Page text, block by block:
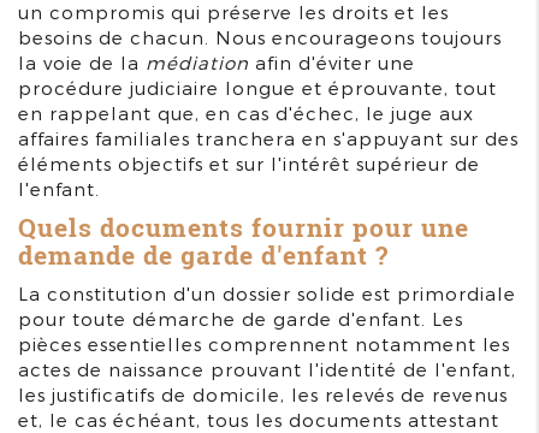
un compromis qui préserve les droits et les
besoins de chacun. Nous encourageons toujours
la voie de la médiation afin d'éviter une
procédure judiciaire longue et éprouvante, tout
en rappelant que, en cas d'échec, le juge aux
affaires familiales tranchera en s'appuyant sur des
éléments objectifs et sur l'intérêt supérieur de
l'enfant.
Quels documents fournir pour une
demande de garde d'enfant ?
La constitution d'un dossier solide est primordiale
pour toute démarche de garde d'enfant. Les
pièces essentielles comprennent notamment les
actes de naissance prouvant l'identité de l'enfant,
les justificatifs de domicile, les relevés de revenus
et, le cas échéant, tous les documents attestant